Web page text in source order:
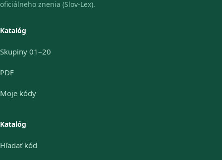
oficiálneho znenia (Slov-Lex).
Katalóg
Skupiny 01–20
PDF
Moje kódy
Katalóg
Hľadať kód